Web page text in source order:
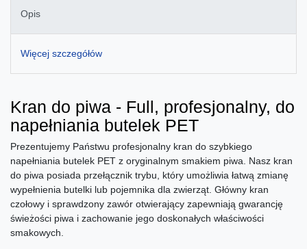
Opis
Więcej szczegółów
Kran do piwa - Full, profesjonalny, do
napełniania butelek PET
Prezentujemy Państwu profesjonalny kran do szybkiego
napełniania butelek PET z oryginalnym smakiem piwa. Nasz kran
do piwa posiada przełącznik trybu, który umożliwia łatwą zmianę
wypełnienia butelki lub pojemnika dla zwierząt. Główny kran
czołowy i sprawdzony zawór otwierający zapewniają gwarancję
świeżości piwa i zachowanie jego doskonałych właściwości
smakowych.